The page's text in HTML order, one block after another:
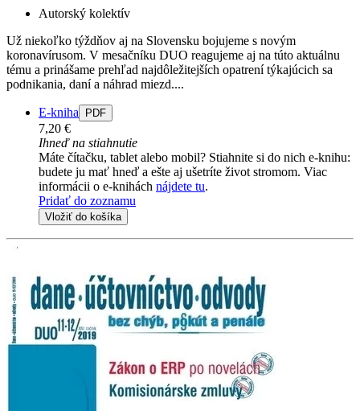
Autorský kolektív
Už niekoľko týždňov aj na Slovensku bojujeme s novým
koronavírusom. V mesačníku DUO reagujeme aj na túto aktuálnu
tému a prinášame prehľad najdôležitejších opatrení týkajúcich sa
podnikania, daní a náhrad miezd....
E-kniha PDF
7,20 €
Ihneď na stiahnutie
Máte čítačku, tablet alebo mobil? Stiahnite si do nich e-knihu:
budete ju mať hneď a ešte aj ušetríte život stromom. Viac
informácii o e-knihách nájdete tu.
Pridať do zoznamu
Vložiť do košíka